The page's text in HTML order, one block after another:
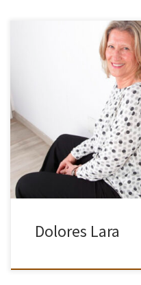
Sus orígenes en la fotografía
como pintora, que inicia en
vida. También vinculados a
Dolores Lara